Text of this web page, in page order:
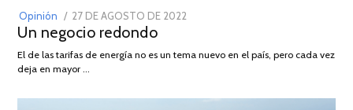
Opinión
POSTED
ON
27 DE AGOSTO DE 2022
DE
Un negocio redondo
El de las tarifas de energía no es un tema nuevo en el país, pero cada vez
deja en mayor …